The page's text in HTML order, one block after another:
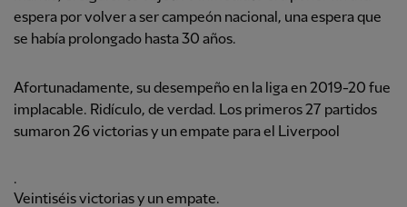
espera por volver a ser campeón nacional, una espera que
se había prolongado hasta 30 años.
Afortunadamente, su desempeño en la liga en 2019-20 fue
implacable. Ridículo, de verdad. Los primeros 27 partidos
sumaron 26 victorias y un empate para el Liverpool
.
Veintiséis victorias y un empate.